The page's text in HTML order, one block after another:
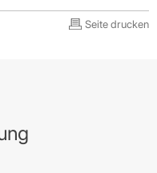
Seite drucken